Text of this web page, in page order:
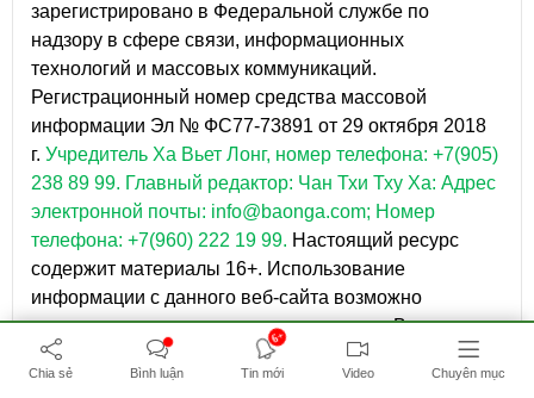
зарегистрировано в Федеральной службе по
надзору в сфере связи, информационных
технологий и массовых коммуникаций.
Регистрационный номер средства массовой
информации Эл № ФС77-73891 от 29 октября 2018
г. Учредитель Ха Вьет Лонг, номер телефона: +7(905)
238 89 99. Главный редактор: Чан Тхи Тху Ха: Адрес
электронной почты: info@baonga.com; Номер
телефона: +7(960) 222 19 99. Настоящий ресурс
содержит материалы 16+. Использование
информации с данного веб-сайта возможно
исключительно на следующих условиях: В конце
текста необходимо указывать ссылку на сайт
https://baonga.com. Текст должен копироваться в
Chia sẻ Bình luận
6+
Tin mới Video Chuyên mục